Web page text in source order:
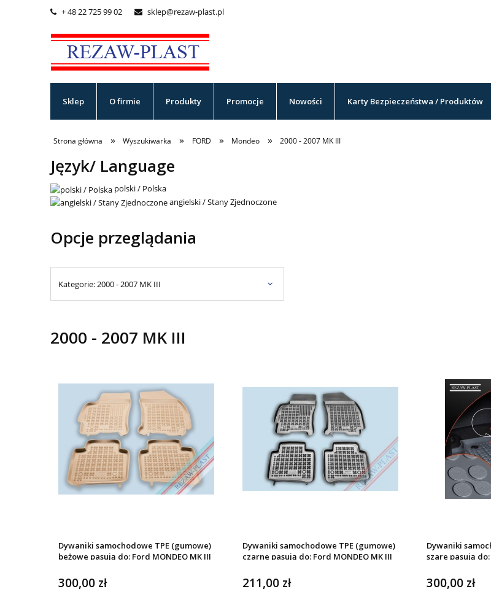
 + 48 22 725 99 02  sklep@rezaw-plast.pl
Sklep O firmie Produkty Promocje Nowości Karty Bezpieczeństwa / Produktów
Strona główna » Wyszukiwarka » FORD » Mondeo » 2000 - 2007 MK III
Język/ Language
polski / Polska
angielski / Stany Zjednoczone
Opcje przeglądania
Kategorie: 2000 - 2007 MK III
2000 - 2007 MK III
Dywaniki samochodowe TPE (gumowe)
beżowe pasują do: Ford MONDEO MK III
300,00 zł
Dywaniki samochodowe TPE (gumowe)
czarne pasują do: Ford MONDEO MK III
211,00 zł
Dywaniki
szare pasują do:
300,00 zł